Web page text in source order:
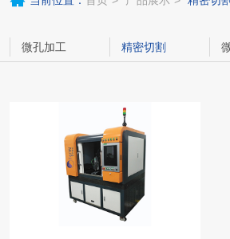
微孔加工 精密切割